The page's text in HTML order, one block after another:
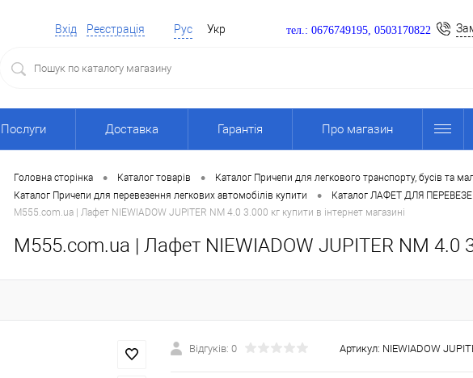
Вхід Реєстрація Рус Укр тел.: 0676749195, 0503170822
Послуги Доставка Гарантія Про магазин
Головна сторінка • Каталог товарів • Каталог Причепи для легкового транспорту, бусів та
Каталог Причепи для перевезення легкових автомобілів купити • Каталог ЛАФЕТ ДЛЯ
M555.com.ua | Лафет NIEWIADOW JUPITER NM 4.0 3.000 кг купити в інтернет магазині
M555.com.ua | Лафет NIEWIADOW JUPITER NM 4.0
Відгуків: 0 Артикул: NIEWIADOW